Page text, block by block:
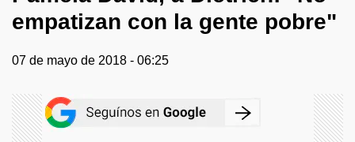
empatizan con la gente pobre"
07 de mayo de 2018 - 06:25